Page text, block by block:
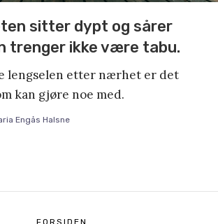
sitter dypt og sårer
trenger ikke være tabu.
lengselen etter nærhet er det
kan gjøre noe med.
Engås Halsne